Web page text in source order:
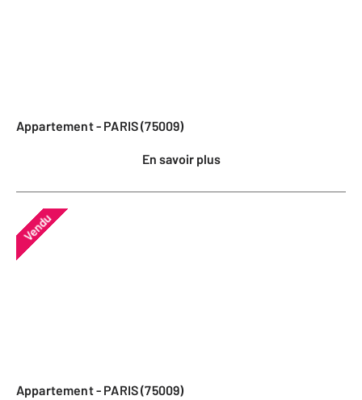
Appartement - PARIS (75009)
En savoir plus
Vendu
Appartement - PARIS (75009)